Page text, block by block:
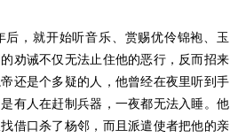
后，就开始听音乐、赏赐优伶锦袍、玉
劝诫不仅无法止住他的恶行，反而招来
还是个多疑的人，他曾经在夜里听到手
有人在赶制兵器，一夜都无法入睡。他
借口杀了杨邻，而且派遣使者把他的亲